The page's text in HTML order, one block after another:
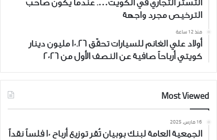
التستر التجاري في الكويت…. عندما يكون صاحب
الترخيص مجرد واجهة
منذ 12 ساعة
أولاد علي الغانم للسيارات تحقّق 10.26 مليون دينار
كويتي أرباحاً صافية عن النصف الأول من 2026
Most Viewed
16 مارس، 2025
الجمعية العامة لبنك بوبيان تُقر توزيع أرباح 10 فلساً نقداً